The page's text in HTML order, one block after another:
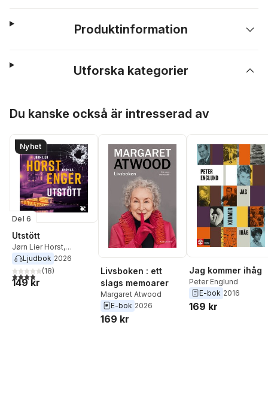
Produktinformation
Utforska kategorier
Du kanske också är intresserad av
Nyhet
Del 6
Utstött
Jørn Lier Horst,
Thomas Enger
Ljudbok 2026
3,9utav 5 stjärnor. Totalt antal röster:
(18)
149 kr
Livsboken : ett
slags memoarer
Margaret Atwood
E-bok 2026
169 kr
Jag kommer ihåg
Peter Englund
E-bok 2016
169 kr